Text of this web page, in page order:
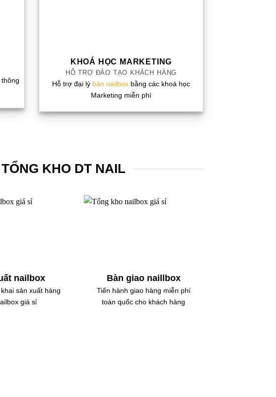
KHOÁ HỌC MARKETING
HỖ TRỢ ĐÀO TẠO KHÁCH HÀNG
Hỗ trợ đại lý bán nailbox bằng các khoá học
Marketing miễn phí
KHO DT NAIL
nailbox
sản xuất hàng
giá sỉ
Bàn giao naillbox
Tiến hành giao hàng miễn phí
toàn quốc cho khách hàng